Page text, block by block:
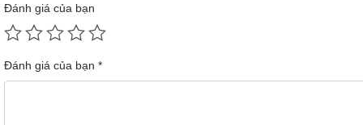
Đánh giá của bạn
Đánh giá của bạn *